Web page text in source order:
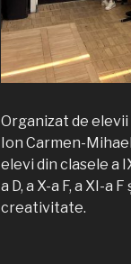
Organizat de
Ion Carmen-
elevi din clasele a
a D, a X-a F, a XI-a
creativitate.